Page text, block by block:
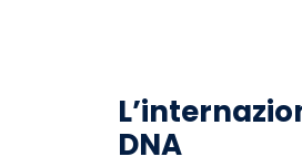
DNA